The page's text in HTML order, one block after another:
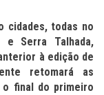
cidades, todas no
e Serra Talhada,
à edição de
retomará as
o final do primeiro